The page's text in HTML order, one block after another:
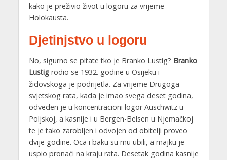
kako je preživio život u logoru za vrijeme
Holokausta.
Djetinjstvo u logoru
No, sigurno se pitate tko je Branko Lustig? Branko
Lustigrodio se 1932. godine u Osijeku i
židovskoga je podrijetla. Za vrijeme Drugoga
svjetskog rata, kada je imao svega deset godina,
odveden je u koncentracioni logor Auschwitz u
Poljskoj, a kasnije i u Bergen-Belsen u Njemačkoj
te je tako zarobljen i odvojen od obitelji proveo
dvije godine. Oca i baku su mu ubili, a majku je
uspio pronaći na kraju rata. Desetak godina kasnije